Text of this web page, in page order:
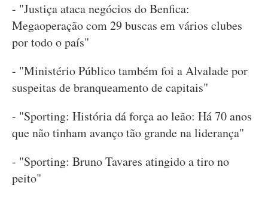
- "Justiça ataca negócios do Benfica:
Megaoperação com 29 buscas em vários clubes
por todo o país"
- "Ministério Público também foi a Alvalade por
suspeitas de branqueamento de capitais"
- "Sporting: História dá força ao leão: Há 70 anos
que não tinham avanço tão grande na liderança"
- "Sporting: Bruno Tavares atingido a tiro no
peito"